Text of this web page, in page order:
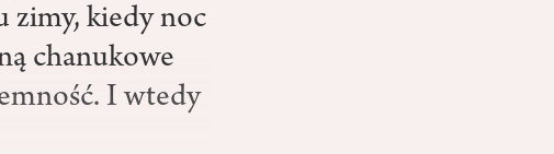
zimy, kiedy noc
chanukowe
I wtedy